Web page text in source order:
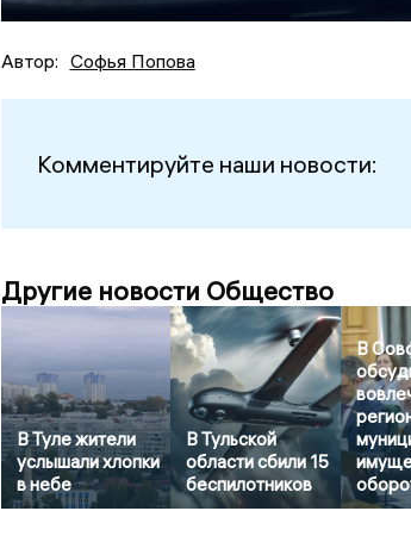
Автор: Софья Попова
Комментируйте наши новости:
Другие новости Общество
В Туле жители
услышали хлопки
в небе
В Тульской
области сбили 15
беспилотников
В